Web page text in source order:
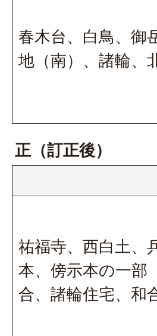
春木台、白鳥、御
地（南）、諸輪、
正（訂正後）
祐福寺、西白土、
本、傍示本の一部
合、諸輪住宅、和